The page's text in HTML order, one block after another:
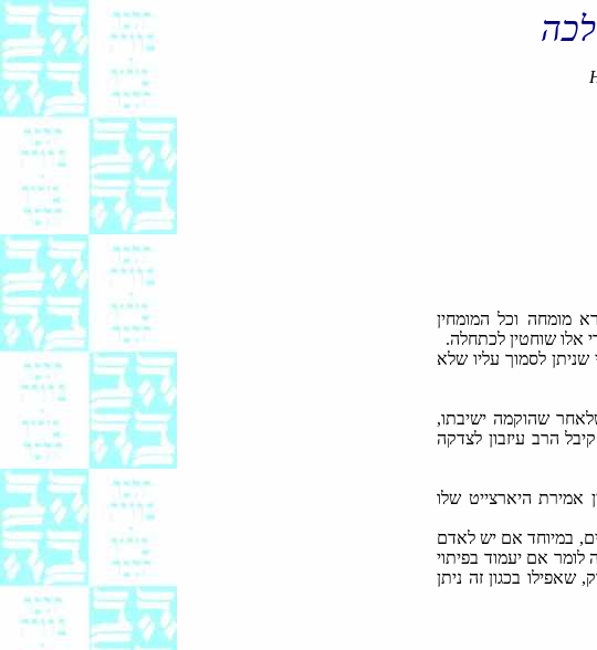
מומחה וכל המומחין
אלו שוחטין לכתחלה.
לסמוך עליו שלא
שהוקמה ישיבתו,
הרב עיזבון לצדקה
אמירת היארצייט שלו
במיוחד אם יש לאדם
אם יעמוד בפיתוי
שאפילו בכגון זה ניתן